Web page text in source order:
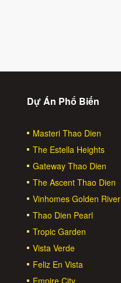
Dự Án Phổ Biến
Masteri Thao Dien
The Estella Heights
Gateway Thao Dien
The Ascent Thao Dien
Vinhomes Golden River
Thao Dien Pearl
Tropic Garden
Vista Verde
Feliz En Vista
Empire City